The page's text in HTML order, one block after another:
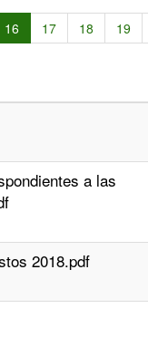
16 17 18 19
a las
2018.pdf